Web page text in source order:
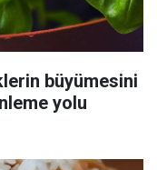
büyümesini
yolu